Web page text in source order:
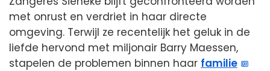
met onrust en verdriet in haar directe
omgeving. Terwijl ze recentelijk het geluk in de
liefde hervond met miljonair Barry Maessen,
stapelen de problemen binnen haar familie